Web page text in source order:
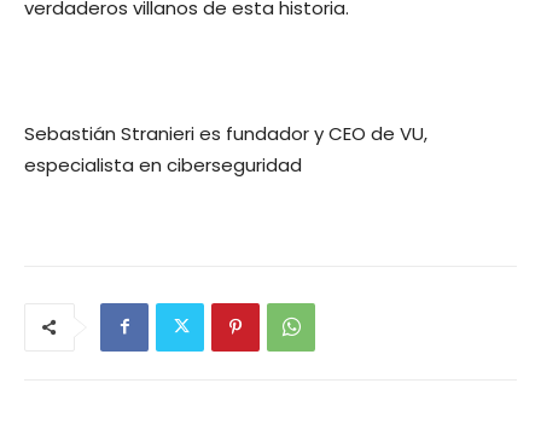
verdaderos villanos de esta historia.
Sebastián Stranieri es fundador y CEO de VU,
especialista en ciberseguridad